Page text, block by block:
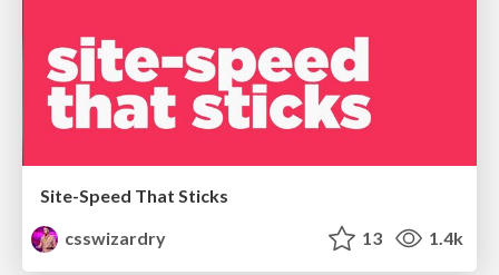
Site-Speed That Sticks
csswizardry
13 1.4k